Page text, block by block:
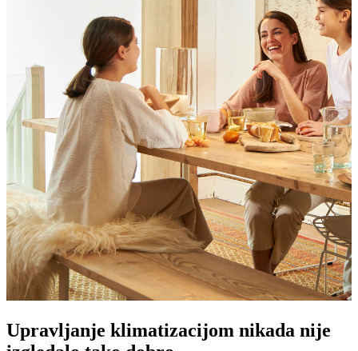
Upravljanje klimatizacijom nikada nije